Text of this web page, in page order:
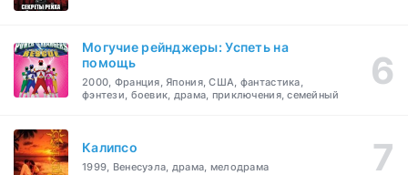
Могучие рейнджеры: Успеть на
помощь
2000, Франция, Япония, США, фантастика,
фэнтези, боевик, драма, приключения, семейный
Калипсо
1999, Венесуэла, драма, мелодрама